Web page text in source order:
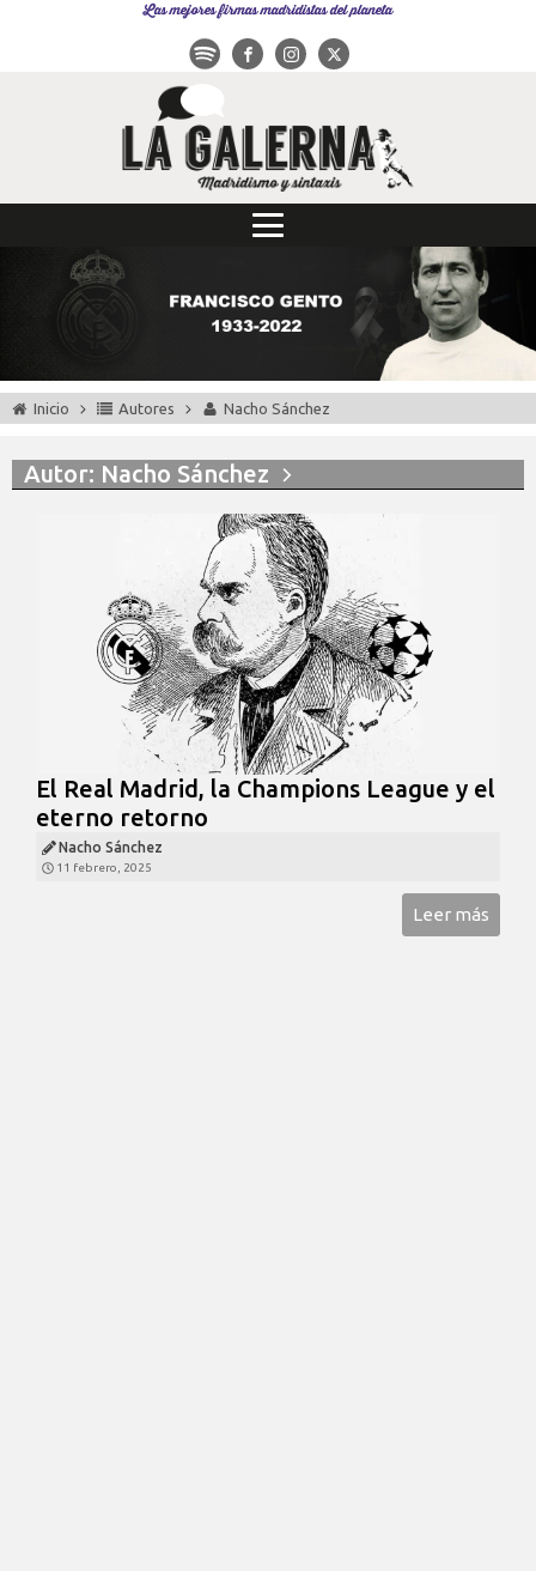
Las mejores firmas madridistas del planeta
Inicio Autores Nacho Sánchez
Autor: Nacho Sánchez
El Real Madrid, la Champions League y el
eterno retorno
Nacho Sánchez
11 febrero, 2025
Leer más